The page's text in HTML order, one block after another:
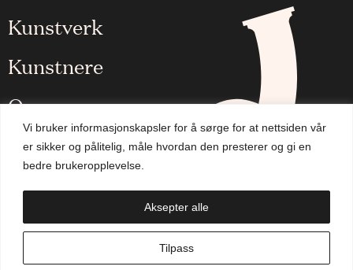
Vi bruker informasjonskapsler for å sørge for at nettsiden vår
er sikker og pålitelig, måle hvordan den presterer og gi en
bedre brukeropplevelse.
Tilpass
Aksepter alle
Kunstverk
Kunstnere
Om oss
Aktuelt
Handlekurv
NO